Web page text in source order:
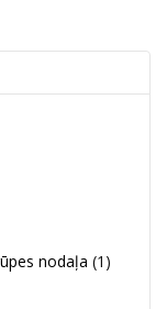
nodaļa (1)